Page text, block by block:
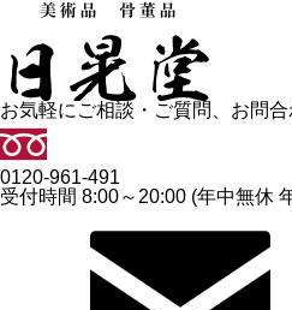
お気軽にご相談・ご質問、お問
0120-961-491
受付時間 8:00～20:00 (年中無休